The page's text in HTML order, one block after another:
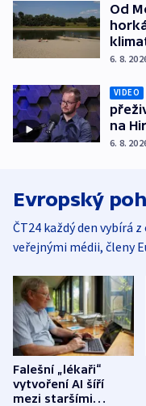
Od
6. 8.
VIDEO
na
6. 8.
Evropský
ČT24 každý den vybírá
veřejnými médii, členy
Falešní „lékaři“
vytvoření AI šíří
mezi staršími